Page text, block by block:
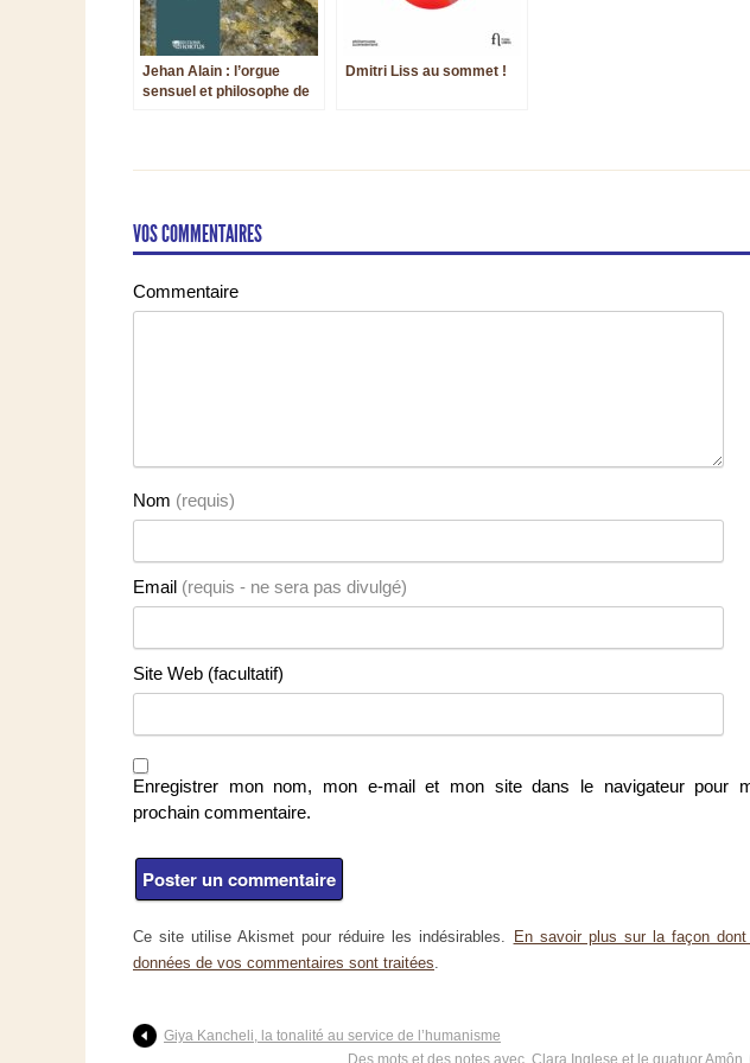
Jehan Alain : l’orgue
sensuel et philosophe de
Dmitri Liss au sommet !
VOS COMMENTAIRES
Commentaire
Nom (requis)
Email (requis - ne sera pas divulgé)
Site Web (facultatif)
Enregistrer mon nom, mon e-mail et mon site dans le navigateur pour
prochain commentaire.
Ce site utilise Akismet pour réduire les indésirables.
En savoir plus sur la façon dont
données de vos commentaires sont traitées.
Giya Kancheli, la tonalité au service de l’humanisme
Des mots et des notes avec Clara Inglese et le quatuor Amôn